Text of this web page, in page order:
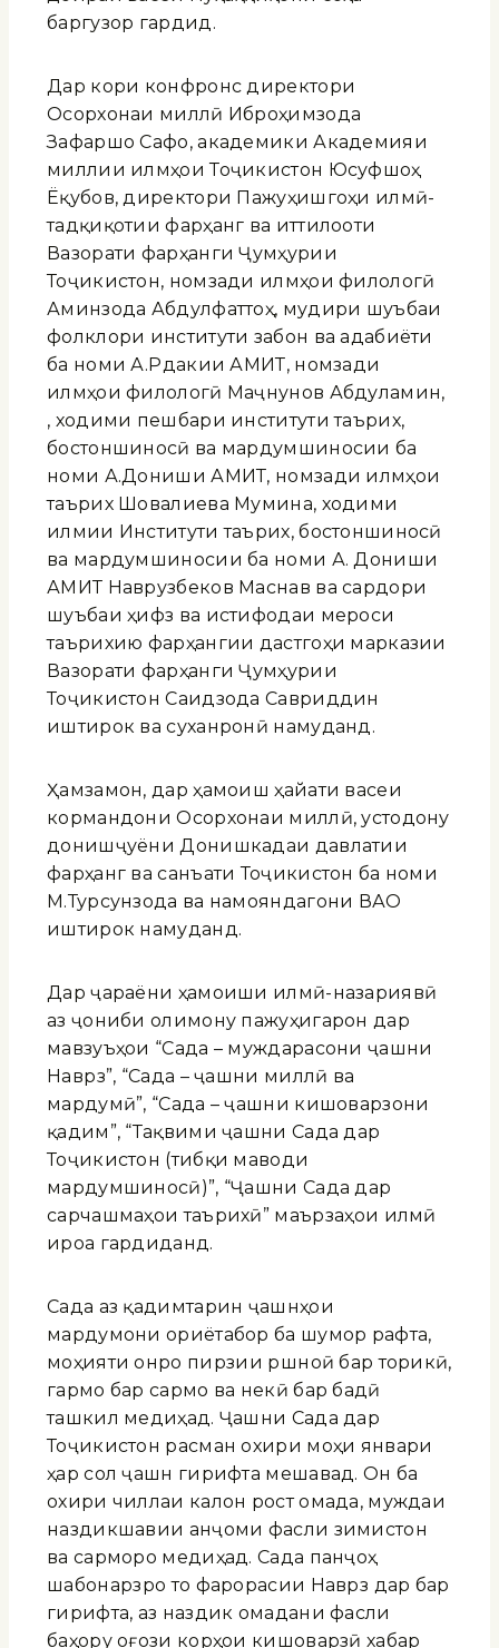
баргузор гардид.
Дар кори конфронс директори
Осорхонаи миллӣ Иброҳимзода
Зафаршо Сафо, академики Академияи
миллии илмҳои Тоҷикистон Юсуфшоҳ
Ёқубов, директори Пажуҳишгоҳи илмӣ-
тадқиқотии фарҳанг ва иттилооти
Вазорати фарҳанги Ҷумҳурии
Тоҷикистон, номзади илмҳои филологӣ
Аминзода Абдулфаттоҳ, мудири шуъбаи
фолклори институти забон ва адабиёти
ба номи А.Рӯдакии АМИТ, номзади
илмҳои филологӣ Маҷнунов Абдуламин,
, ходими пешбари институти таърих,
бостоншиносӣ ва мардумшиносии ба
номи А.Дониши АМИТ, номзади илмҳои
таърих Шовалиева Мумина, ходими
илмии Институти таърих, бостоншиносӣ
ва мардумшиносии ба номи А. Дониши
АМИТ Наврузбеков Маснав ва сардори
шуъбаи ҳифз ва истифодаи мероси
таърихию фарҳангии дастгоҳи марказии
Вазорати фарҳанги Ҷумҳурии
Тоҷикистон Саидзода Савриддин
иштирок ва суханронӣ намуданд.
Ҳамзамон, дар ҳамоиш ҳайати васеи
кормандони Осорхонаи миллӣ, устодону
донишҷуёни Донишкадаи давлатии
фарҳанг ва санъати Тоҷикистон ба номи
М.Турсунзода ва намояндагони ВАО
иштирок намуданд.
Дар ҷараёни ҳамоиши илмӣ-назариявӣ
аз ҷониби олимону пажуҳигарон дар
мавзуъҳои “Сада – муждарасони ҷашни
Наврӯз”, “Сада – ҷашни миллӣ ва
мардумӣ”, “Сада – ҷашни кишоварзони
қадим”, “Тақвими ҷашни Сада дар
Тоҷикистон (тибқи маводи
мардумшиносӣ)”, “Ҷашни Сада дар
сарчашмаҳои таърихӣ” маърӯзаҳои илмӣ
ироа гардиданд.
Сада аз қадимтарин ҷашнҳои
мардумони ориётабор ба шумор рафта,
моҳияти онро пирӯзии рӯшноӣ бар торикӣ,
гармо бар сармо ва некӣ бар бадӣ
ташкил медиҳад. Ҷашни Сада дар
Тоҷикистон расман охири моҳи январи
ҳар сол ҷашн гирифта мешавад. Он ба
охири чиллаи калон рост омада, муждаи
наздикшавии анҷоми фасли зимистон
ва сарморо медиҳад. Сада панҷоҳ
шабонарӯзро то фарорасии Наврӯз дар бар
гирифта, аз наздик омадани фасли
баҳору оғози корҳои кишоварзӣ хабар